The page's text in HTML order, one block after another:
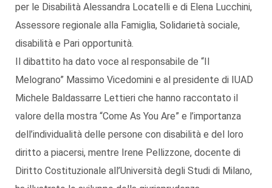
per le Disabilità Alessandra Locatelli e di Elena Lucchini,
Assessore regionale alla Famiglia, Solidarietà sociale,
disabilità e Pari opportunità.
Il dibattito ha dato voce al responsabile de “Il
Melograno” Massimo Vicedomini e al presidente di IUAD
Michele Baldassarre Lettieri che hanno raccontato il
valore della mostra “Come As You Are” e l’importanza
dell’individualità delle persone con disabilità e del loro
diritto a piacersi, mentre Irene Pellizzone, docente di
Diritto Costituzionale all’Università degli Studi di Milano,